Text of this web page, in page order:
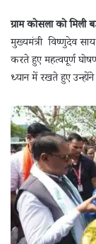
ग्राम कोसला को मिली
मुख्यमंत्री विष्णुदेव साय
करते हुए महत्वपूर्ण
ध्यान में रखते हुए